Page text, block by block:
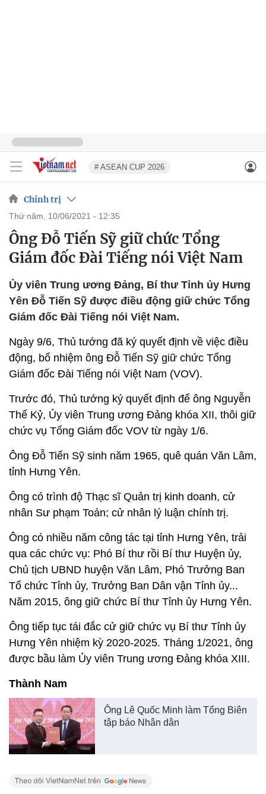
# ASEAN CUP 2026
Chính trị
thứ năm, 10/06/2021 - 12:35
Ông Đỗ Tiến Sỹ giữ chức Tổng
Giám đốc Đài Tiếng nói Việt Nam
Ủy viên Trung ương Đảng, Bí thư Tỉnh ủy Hưng
Yên Đỗ Tiến Sỹ được điều động giữ chức Tổng
Giám đốc Đài Tiếng nói Việt Nam.
Ngày 9/6, Thủ tướng đã ký quyết định về việc điều
động, bổ nhiệm ông Đỗ Tiến Sỹ giữ chức Tổng
Giám đốc Đài Tiếng nói Việt Nam (VOV).
Trước đó, Thủ tướng ký quyết định để ông Nguyễn
Thế Kỷ, Ủy viên Trung ương Đảng khóa XII, thôi giữ
chức vụ Tổng Giám đốc VOV từ ngày 1/6.
Ông Đỗ Tiến Sỹ sinh năm 1965, quê quán Văn Lâm,
tỉnh Hưng Yên.
Ông có trình độ Thạc sĩ Quản trị kinh doanh, cử
nhân Sư phạm Toán; cử nhân lý luận chính trị.
Ông có nhiều năm công tác tại tỉnh Hưng Yên, trải
qua các chức vụ: Phó Bí thư rồi Bí thư Huyện ủy,
Chủ tịch UBND huyện Văn Lâm, Phó Trưởng Ban
Tổ chức Tỉnh ủy, Trưởng Ban Dân vận Tỉnh ủy...
Năm 2015, ông giữ chức Bí thư Tỉnh ủy Hưng Yên.
Ông tiếp tục tái đắc cử giữ chức vụ Bí thư Tỉnh ủy
Hưng Yên nhiệm kỳ 2020-2025. Tháng 1/2021, ông
được bầu làm Ủy viên Trung ương Đảng khóa XIII.
Thành Nam
Ông Lê Quốc Minh làm Tổng Biên
tập báo Nhân dân